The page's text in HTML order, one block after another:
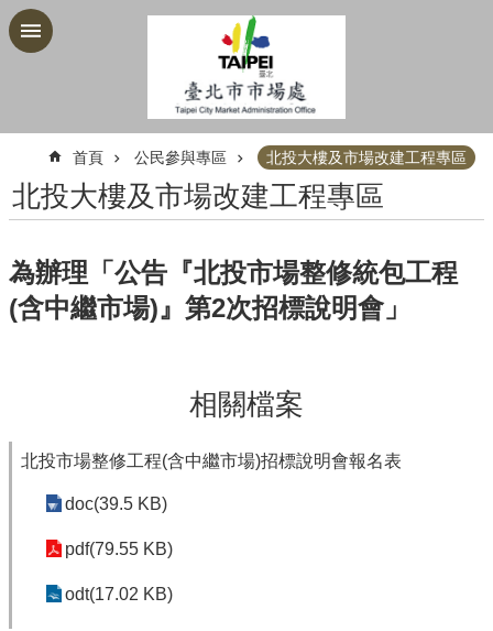
跳到主要內容區塊
首頁 公民參與專區 北投大樓及市場改建工程專區
北投大樓及市場改建工程專區
為辦理「公告『北投市場整修統包工程
(含中繼市場)』第2次招標說明會」
相關檔案
北投市場整修工程(含中繼市場)招標說明會報名表
doc(39.5 KB)
pdf(79.55 KB)
odt(17.02 KB)